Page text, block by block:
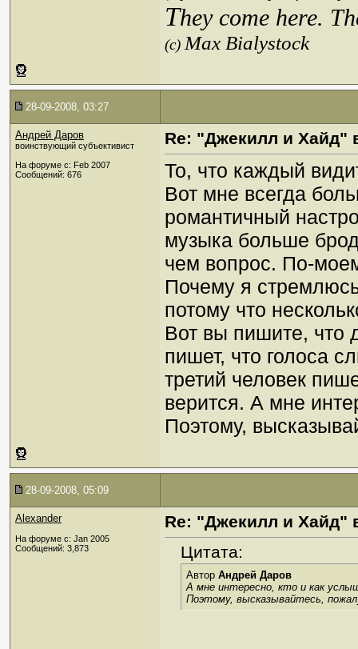
They come here.
(c)Max Bialystock
28-09-2008, 03:27
Андрей Даров
воинствующий субъективист
На форуме с: Feb 2007
Сообщений: 676
Re: "Джекилл и Хайд"
То, что каждый
Вот мне всегда
романтичный
музыка больше
чем вопрос. По-
Почему я
потому что
Вот вы пишите, что
пишет, что голоса
третий человек
верится. А мне
Поэтому,
28-09-2008, 05:09
Alexander
На форуме с: Jan 2005
Сообщений: 3,873
Re: "Джекилл и Хайд"
Цитата:
Автор Андрей Даров
А мне интересно, кто и как
Поэтому, высказывайтесь,